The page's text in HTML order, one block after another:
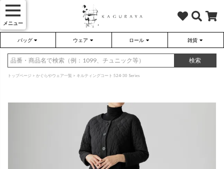
メニュー
バッグ
かぐらやバッグ
ウェア
かぐらやウェア
ロール
かぐらやロール
（綿80%、ポリエステル15%、
さらり（ボーダー）
（綿80%、ポリエステル15%、
ポリウレタン5%）
雑貨
雑貨 検索
トップページ かぐらやウェア一覧 キルティングコート 524-30 Series